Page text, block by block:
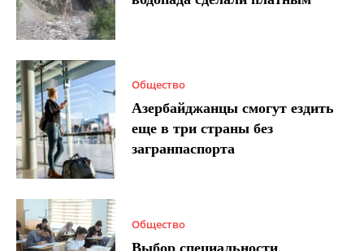
Общество
Азербайджанцы смогут ездить
еще в три страны без
загранпаспорта
Общество
Выбор специальности